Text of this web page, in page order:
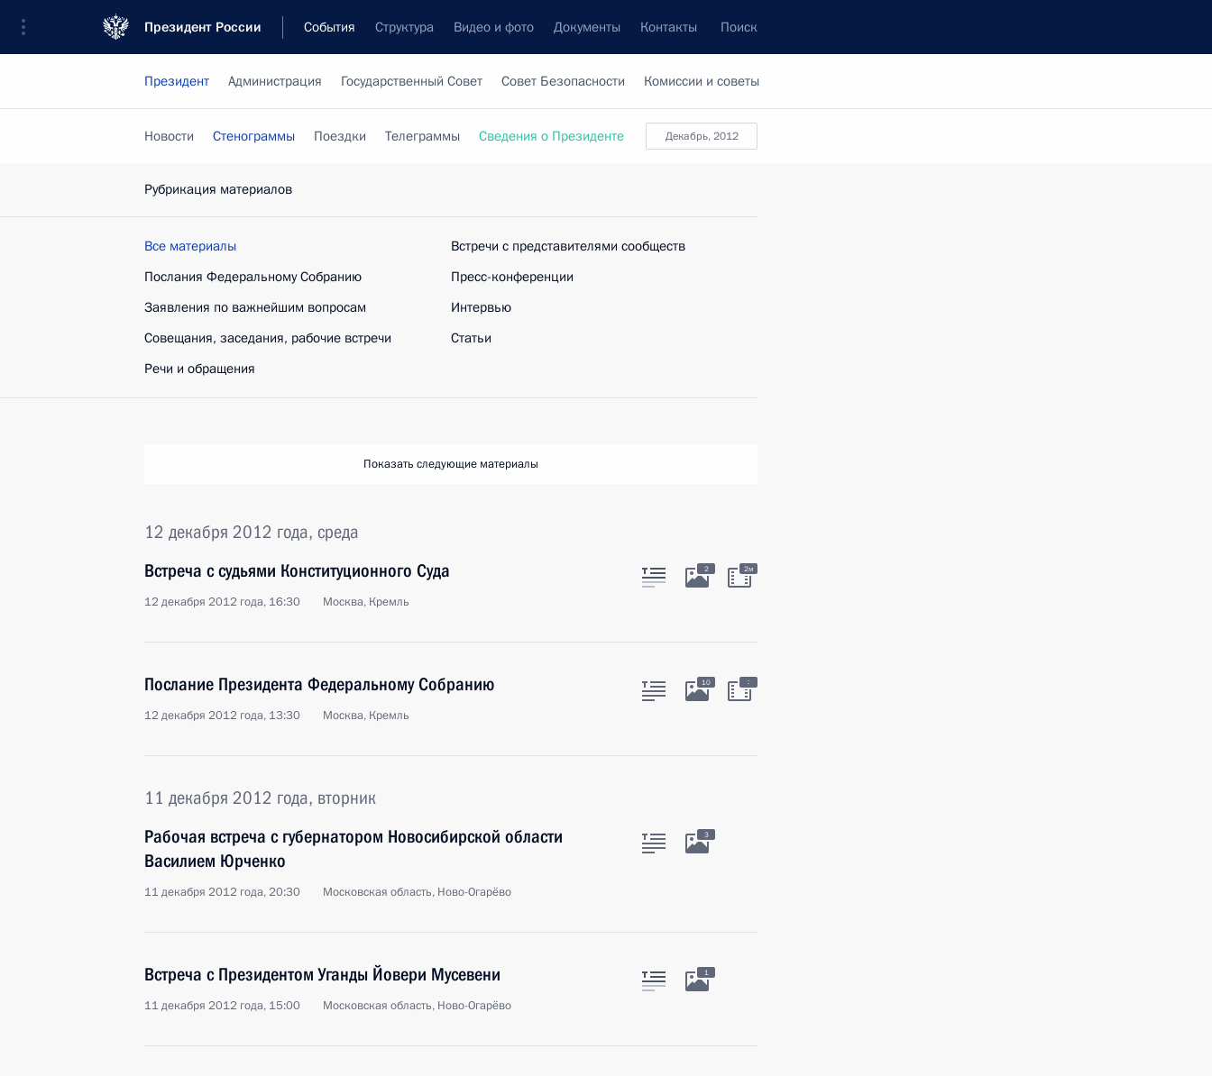
Президент России События Структура Видео и фото Документы Контакты Поиск
Президент Администрация Государственный Совет Совет Безопасности Комиссии и советы
Декабрь, 2012
Новости Стенограммы Поездки Телеграммы Сведения о Президенте
Рубрикация материалов
Все материалы
Послания Федеральному Собранию
Заявления по важнейшим вопросам
Совещания, заседания, рабочие встречи
Речи и обращения
Встречи с представителями сообществ
Пресс-конференции
Интервью
Статьи
Показать следующие материалы
12 декабря 2012 года, среда
Встреча с судьями Конституционного Суда
12 декабря 2012 года, 16:30 Москва, Кремль
2 2м
Послание Президента Федеральному Собранию
12 декабря 2012 года, 13:30 Москва, Кремль
10 :
11 декабря 2012 года, вторник
Рабочая встреча с губернатором Новосибирской области
Василием Юрченко
11 декабря 2012 года, 20:30 Московская область, Ново-Огарёво
3
Встреча с Президентом Уганды Йовери Мусевени
11 декабря 2012 года, 15:00 Московская область, Ново-Огарёво
1